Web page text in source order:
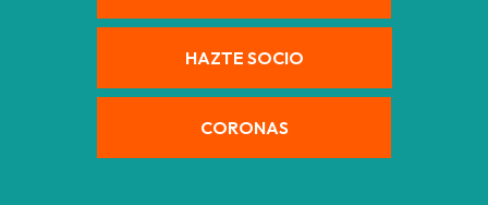
HAZTE SOCIO
CORONAS